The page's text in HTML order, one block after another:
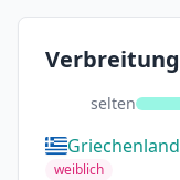
Verbreitung
selten
Griechenland
weiblich